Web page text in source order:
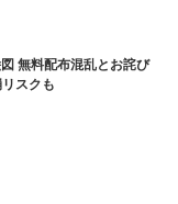
無料配布混乱とお詫び
スクも